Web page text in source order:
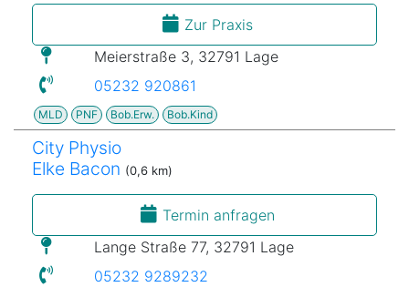
Zur Praxis
Meierstraße 3, 32791 Lage
05232 920861
MLD PNF Bob.Erw. Bob.Kind
City Physio
Elke Bacon (0,6 km)
Termin anfragen
Lange Straße 77, 32791 Lage
05232 9289232